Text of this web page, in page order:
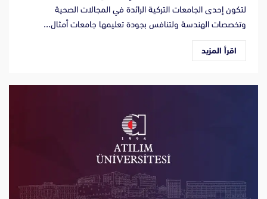
لتكون إحدى الجامعات التركية الرائدة في المجالات الصحية
وتخصصات الهندسة ولتنافس بجودة تعليمها جامعات أمثال...
اقرأ المزيد